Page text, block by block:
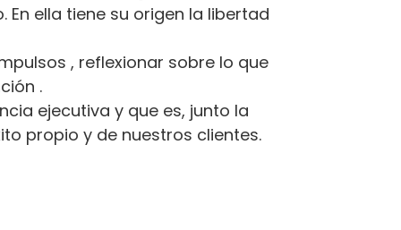
ella tiene su origen la libertad
, reflexionar sobre lo que
.
ejecutiva y que es, junto la
propio y de nuestros clientes.